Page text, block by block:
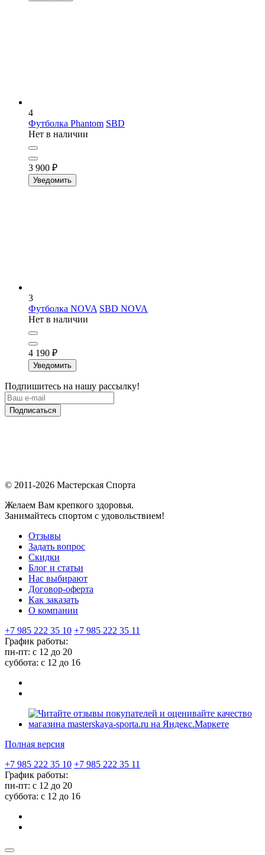
4
Футболка Phantom SBD
Нет в наличии
3 900 ₽
Уведомить
3
Футболка NOVA SBD NOVA
Нет в наличии
4 190 ₽
Уведомить
Подпишитесь на нашу рассылку!
Подписаться
© 2011-2026 Мастерская Спорта
Желаем Вам крепкого здоровья.
Занимайтесь спортом с удовольствием!
Отзывы
Задать вопрос
Скидки
Блог и статьи
Нас выбирают
Договор-оферта
Как заказать
О компании
+7 985 222 35 10 +7 985 222 35 11
График работы:
пн-пт: с 12 до 20
суббота: c 12 до 16
Полная версия
+7 985 222 35 10 +7 985 222 35 11
График работы:
пн-пт: с 12 до 20
суббота: c 12 до 16